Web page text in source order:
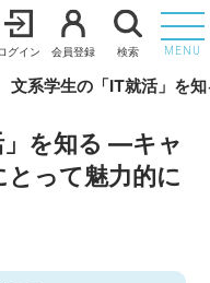
ログイン 会員登録 検索 MENU
文系学生の「IT就活」を
」を知る ―キャ
とって魅力的に